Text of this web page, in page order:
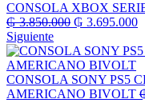
CONSOLA XBOX
₲3.850.000 El
original
era:
₲ 3.850.000.
₲ 3.695.000El
Siguiente
CONSOLA SONY PS5
AMERICANO BIVOLT